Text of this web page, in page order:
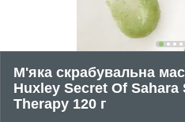
М'яка скрабувальна
Huxley Secret Of Sahara
Therapy 120 г